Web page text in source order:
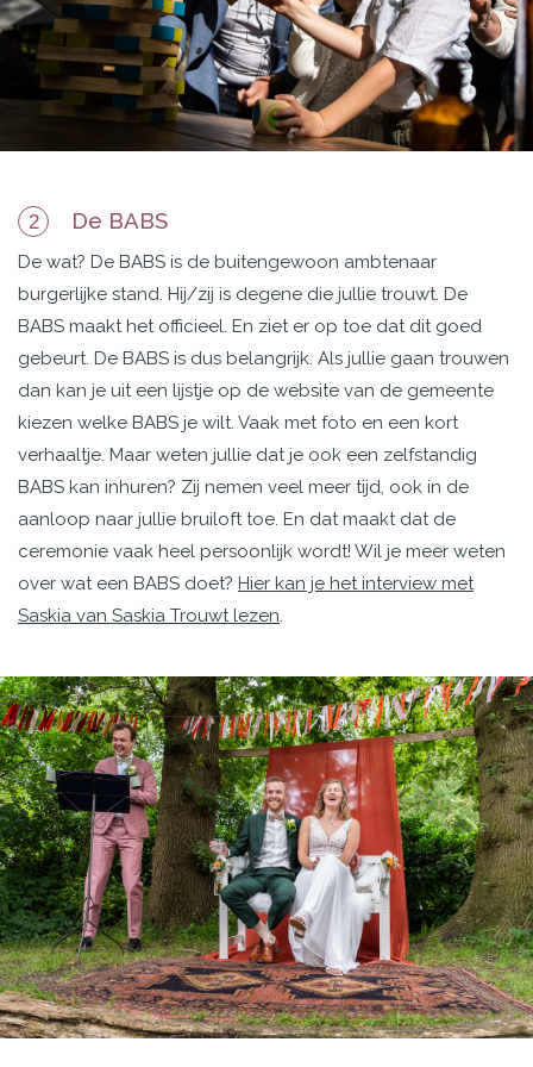
2 De BABS
De wat? De BABS is de buitengewoon ambtenaar
burgerlijke stand. Hij/zij is degene die jullie trouwt. De
BABS maakthet officieel. En ziet er op toe dat dit goed
gebeurt. De BABS is dus belangrijk. Als jullie gaan trouwen
dan kan je uit een lijstje op de website van de gemeente
kiezen welke BABS je wilt. Vaak met foto en een kort
verhaaltje. Maar weten jullie dat je ook een zelfstandig
BABS kan inhuren? Zij nemen veel meer tijd, ook in de
aanloop naar jullie bruiloft toe. En dat maakt dat de
ceremonie vaak heel persoonlijk wordt! Wil je meer weten
over wat een BABS doet? Hier kan je het interview met
Saskia van Saskia Trouwt lezen.